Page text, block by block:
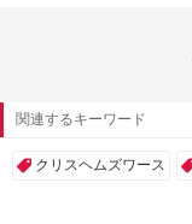
関連するキーワード
クリスヘムズワース